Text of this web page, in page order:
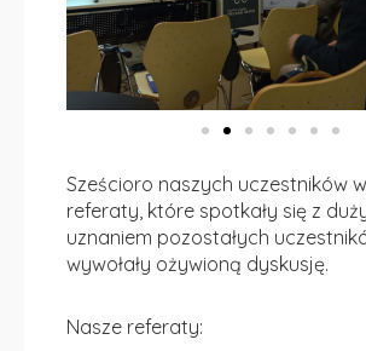
Sześcioro naszych uczestników
referaty, które spotkały się z
uznaniem pozostałych
wywołały ożywioną dyskusję.
Nasze referaty: